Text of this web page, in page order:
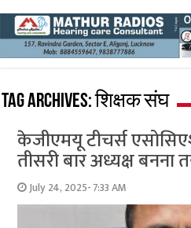
Tag Archives:शिक्षक संघ
केजीएमयू टीचर्स
तीसरी बार अध्यक्ष बनना
July 24, 2025- 7:33 AM